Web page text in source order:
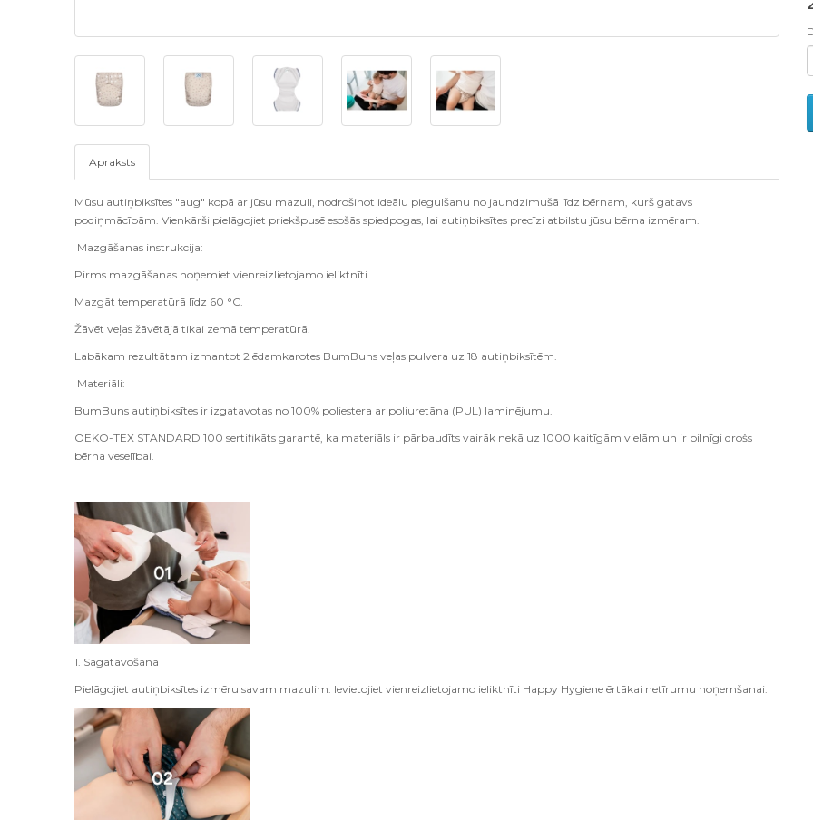
Apraksts
Mūsu autiņbiksītes "aug" kopā ar jūsu mazuli, nodrošinot ideālu piegulšanu no jaundzimušā līdz bērnam, kurš gatavs
podiņmācībām. Vienkārši pielāgojiet priekšpusē esošās spiedpogas, lai autiņbiksītes precīzi atbilstu jūsu bērna izmēram.
Mazgāšanas instrukcija:
Pirms mazgāšanas noņemiet vienreizlietojamo ieliktnīti.
Mazgāt temperatūrā līdz 60 °C.
Žāvēt veļas žāvētājā tikai zemā temperatūrā.
Labākam rezultātam izmantot 2 ēdamkarotes BumBuns veļas pulvera uz 18 autiņbiksītēm.
Materiāli:
BumBuns autiņbiksītes ir izgatavotas no 100% poliestera ar poliuretāna (PUL) laminējumu.
OEKO-TEX STANDARD 100 sertifikāts garantē, ka materiāls ir pārbaudīts vairāk nekā uz 1000 kaitīgām vielām un ir pilnīgi drošs
bērna veselībai.
1. Sagatavošana
Pielāgojiet autiņbiksītes izmēru savam mazulim. Ievietojiet vienreizlietojamo ieliktnīti Happy Hygiene ērtākai netīrumu noņemšanai.